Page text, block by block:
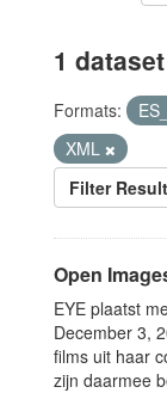
1
Formats:
XML
Filter
Open
EYE plaatst
December 3,
films uit haar
zijn daarmee